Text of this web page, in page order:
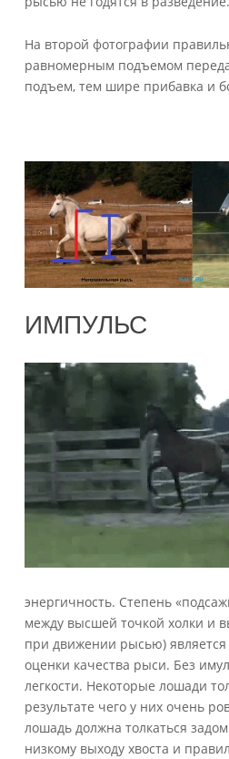
На второй фотографии
равномерным подъемом
подъем, тем шире прибавка и
ИМПУЛЬС
энергичность. Степень
между высшей точкой холки и
при движении рысью)
оценки качества рыси. Без
легкости. Некоторые лошади
результате чего у них очень
лошадь должна толкаться
низкому выходу хвоста и